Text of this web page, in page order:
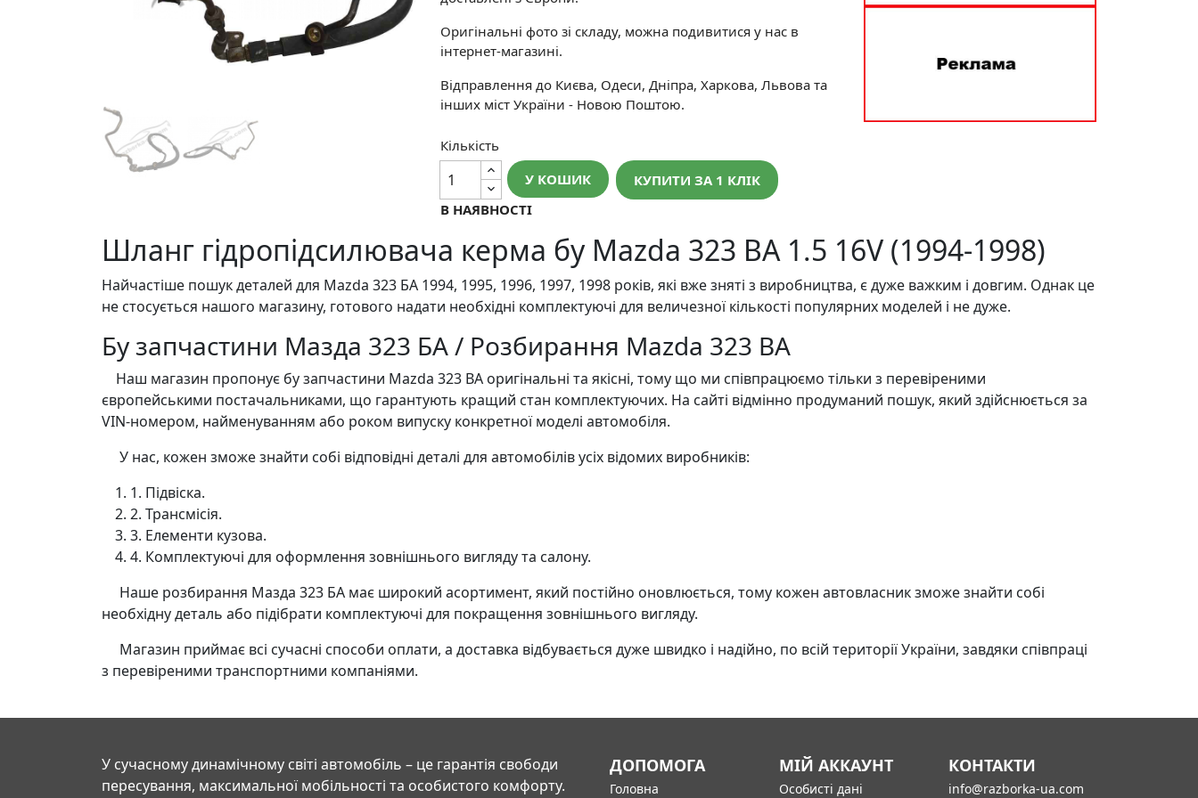
Оригінальні фото зі складу, можна подивитися у нас в
інтернет-магазині.
Відправлення до Києва, Одеси, Дніпра, Харкова, Львова та
інших міст України - Новою Поштою.
Кількість
У КОШИК
КУПИТИ ЗА 1 КЛIК
В НАЯВНОСТІ
Шланг гідропідсилювача керма бу Mazda 323 BA 1.5 16V (1994-1998)
Найчастіше пошук деталей для Mazda 323 БА 1994, 1995, 1996, 1997, 1998 років, які вже зняті з виробництва, є дуже важким і довгим. Однак це
не стосується нашого магазину, готового надати необхідні комплектуючі для величезної кількості популярних моделей і не дуже.
Бу запчастини Мазда 323 БА / Розбирання Mazda 323 BA
Наш магазин пропонує бу запчастини Mazda 323 BA оригінальні та якісні, тому що ми співпрацюємо тільки з перевіреними
європейськими постачальниками, що гарантують кращий стан комплектуючих. На сайті відмінно продуманий пошук, який здійснюється за
VIN-номером, найменуванням або роком випуску конкретної моделі автомобіля.
У нас, кожен зможе знайти собі відповідні деталі для автомобілів усіх відомих виробників:
1. Підвіска.
2. Трансмісія.
3. Елементи кузова.
4. Комплектуючі для оформлення зовнішнього вигляду та салону.
Наше розбирання Мазда 323 БА має широкий асортимент, який постійно оновлюється, тому кожен автовласник зможе знайти собі
необхідну деталь або підібрати комплектуючі для покращення зовнішнього вигляду.
Магазин приймає всі сучасні способи оплати, а доставка відбувається дуже швидко і надійно, по всій території України, завдяки співпраці
з перевіреними транспортними компаніями.
У сучасному динамічному світі автомобіль – це гарантія свободи
пересування, максимальної мобільності та особистого комфорту.
ДОПОМОГА
Головна
МІЙ АККАУНТ
Особисті дані
КОНТАКТИ
info@razborka-ua.com